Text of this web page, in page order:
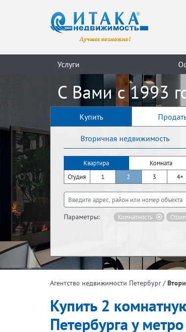
Услуги
С Вами с 1993
Купить
Вторичная недвижимость
Квартира
Комната
Студия
1 2 3 4+
Параметры: Комнатность
Жилая площадь, м²
Площадь кухни, м²
Агентство недвижимости Петербург /
Купить 2
Петербурга у